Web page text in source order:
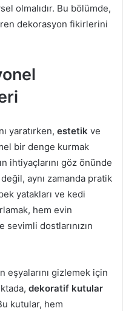
olmalıdır. Bu bölümde,
dekorasyon fikirlerini
yaratırken, estetik ve
bir denge kurmak
ihtiyaçlarını göz önünde
aynı zamanda pratik
yatakları ve kedi
hem evin
dostlarınızın
eşyalarını gizlemek için
dekoratif kutular
kutular, hem